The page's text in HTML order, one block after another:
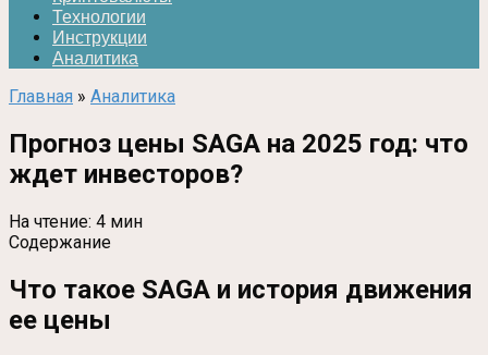
Технологии
Инструкции
Аналитика
Главная » Аналитика
Прогноз цены SAGA на 2025 год: что
ждет инвесторов?
На чтение: 4 мин
Содержание
Что такое SAGA и история движения
ее цены